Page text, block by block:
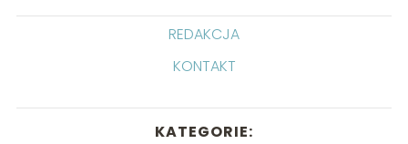
REDAKCJA
KONTAKT
KATEGORIE: